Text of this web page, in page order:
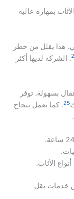
بمهارة عالية
هذا يقلل من خطر
. الشركة لديها أكثر
بسهولة. توفر
25. كما تعمل بنجاح
الأثاث.
خدمات نقل